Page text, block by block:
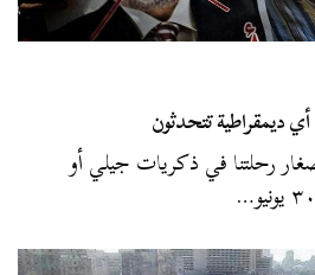
رحلتنا في ذكريات جيلي أو